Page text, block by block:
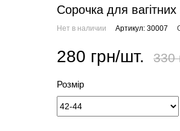
Сорочка для
Нет в наличии Артикул: 30007
280 грн/шт. 330
Розмір